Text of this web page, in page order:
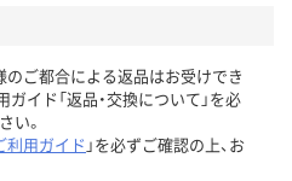
のご都合による返品はお受けでき
イド「返品・交換について」を必
い。
利用ガイド 」を必ずご確認の上、お